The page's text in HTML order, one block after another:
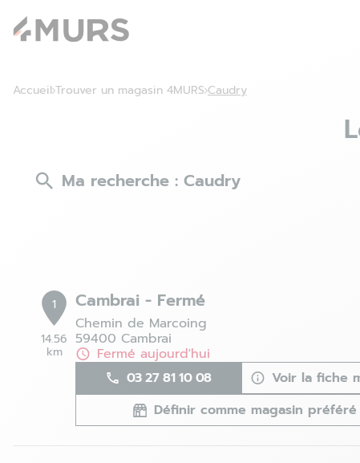
Accueil Trouver un magasin 4MURS Caudry
Ma recherche : Caudry
1
14.56
km
Cambrai - Fermé
Chemin de Marcoing
59400 Cambrai
Fermé aujourd'hui
03 27 81 10 08
Voir la fiche
Définir comme magasin préféré